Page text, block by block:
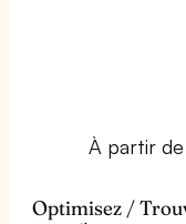
À partir
Optimisez /